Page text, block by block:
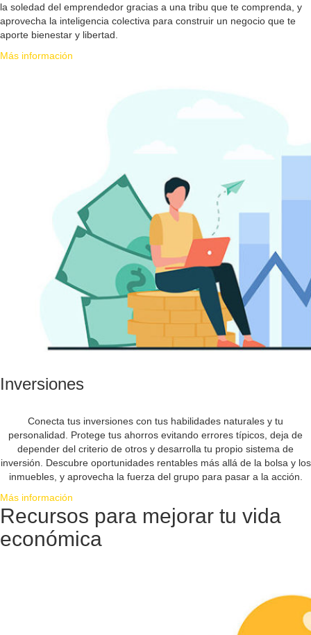
la soledad del emprendedor gracias a una tribu que te comprenda, y
aprovecha la inteligencia colectiva para construir un negocio que te
aporte bienestar y libertad.
Más información
Inversiones
Conecta tus inversiones con tus habilidades naturales y tu
personalidad. Protege tus ahorros evitando errores típicos, deja de
depender del criterio de otros y desarrolla tu propio sistema de
inversión. Descubre oportunidades rentables más allá de la bolsa y los
inmuebles, y aprovecha la fuerza del grupo para pasar a la acción.
Más información
Recursos para mejorar tu vida
económica